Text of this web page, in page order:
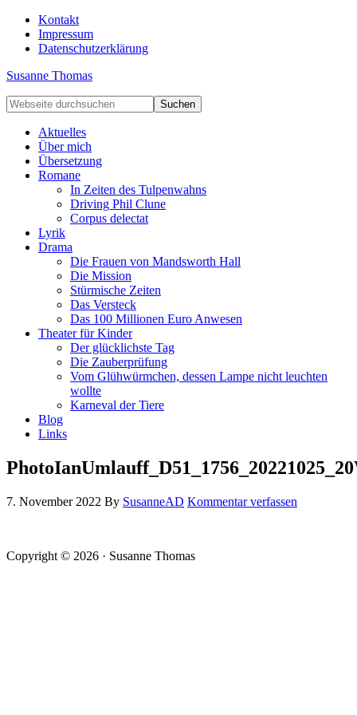
Kontakt
Impressum
Datenschutzerklärung
Susanne Thomas
Aktuelles
Über mich
Übersetzung
Romane
In Zeiten des Tulpenwahns
Driving Phil Clune
Corpus delectat
Lyrik
Drama
Die Frauen von Mandsworth Hall
Die Mission
Stürmische Zeiten
Das Versteck
Das 100 Millionen Euro Anwesen
Theater für Kinder
Der glücklichste Tag
Die Zauberprüfung
Vom Glühwürmchen, dessen Lampe nicht leuchten
wollte
Karneval der Tiere
Blog
Links
7. November 2022 By SusanneAD Kommentar verfassen
Copyright © 2026 · Susanne Thomas